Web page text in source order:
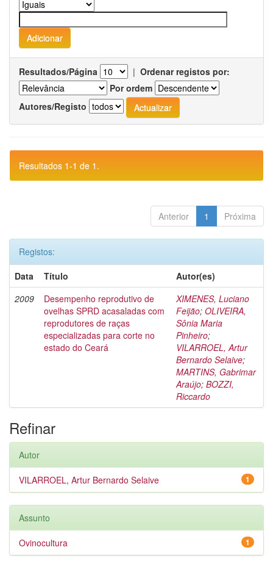
Resultados/Página | Ordenar registos por:
Por ordem
Autores/Registo
Resultados 1-1 de 1.
Anterior 1 Próxima
Registos:
Data
Título
Autor(es)
2009
Desempenho reprodutivo de
ovelhas SPRD acasaladas com
reprodutores de raças
especializadas para corte no
estado do Ceará
XIMENES, Luciano
Feijão; OLIVEIRA,
Sônia Maria
Pinheiro;
VILARROEL, Artur
Bernardo Selaive;
MARTINS, Gabrimar
Araújo; BOZZI,
Riccardo
Refinar
Autor
1
VILARROEL, Artur Bernardo Selaive
Assunto
1
Ovinocultura